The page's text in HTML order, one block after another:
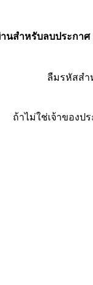
นสำหรับลบประกาศ
ลืมรหัสส
ถ้าไม่ใช่เจ้าของป